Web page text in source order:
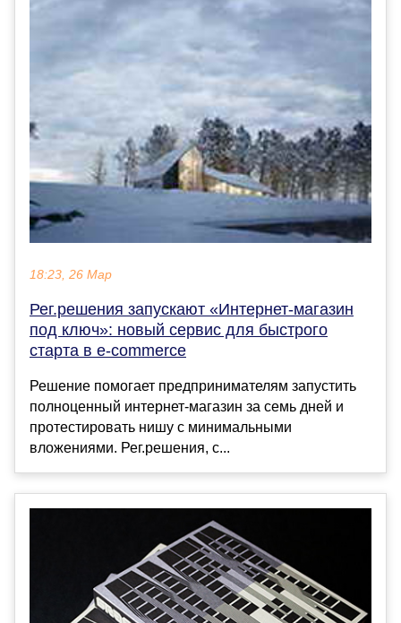
18:23, 26 Мар
Рег.решения запускают «Интернет-магазин
под ключ»: новый сервис для быстрого
старта в e-commerce
Решение помогает предпринимателям запустить
полноценный интернет-магазин за семь дней и
протестировать нишу с минимальными
вложениями. Рег.решения, с...